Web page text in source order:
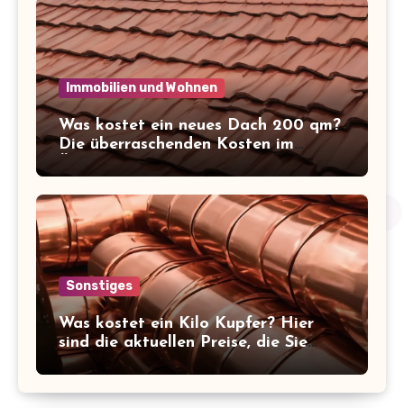
Immobilien und Wohnen
Was kostet ein neues Dach 200 qm?
Die überraschenden Kosten im
Überblick!
Sonstiges
Was kostet ein Kilo Kupfer? Hier
sind die aktuellen Preise, die Sie
kennen sollten!